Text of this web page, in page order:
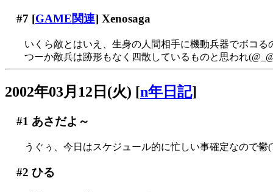
#7 [GAME関連] Xenosaga
いくら敵とはいえ、生身の人間相手に機動兵器でボコ
つーか敵兵は跡形もなく四散しているものと思われ
2002年03月12日(火) [n年日記]
#1 あさだよ～
うぐぅ、今日はスケジュール的に忙しい事確定なので鬱
#2 ひる